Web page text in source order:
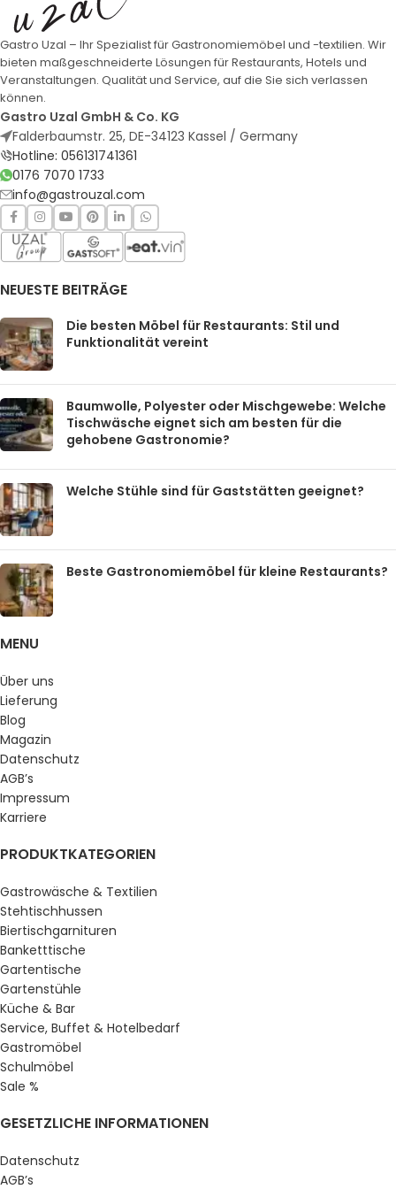
Gastro Uzal – Ihr Spezialist für Gastronomiemöbel und -textilien. Wir
bieten maßgeschneiderte Lösungen für Restaurants, Hotels und
Veranstaltungen. Qualität und Service, auf die Sie sich verlassen
können.
Gastro Uzal GmbH & Co. KG
Falderbaumstr. 25, DE-34123 Kassel / Germany
Hotline: 056131741361
0176 7070 1733
info@gastrouzal.com
NEUESTE BEITRÄGE
Die besten Möbel für Restaurants: Stil und
Funktionalität vereint
Baumwolle, Polyester oder Mischgewebe: Welche
Tischwäsche eignet sich am besten für die
gehobene Gastronomie?
Welche Stühle sind für Gaststätten geeignet?
Beste Gastronomiemöbel für kleine Restaurants?
MENU
Über uns
Lieferung
Blog
Magazin
Datenschutz
AGB’s
Impressum
Karriere
PRODUKTKATEGORIEN
Gastrowäsche & Textilien
Stehtischhussen
Biertischgarnituren
Banketttische
Gartentische
Gartenstühle
Küche & Bar
Service, Buffet & Hotelbedarf
Gastromöbel
Schulmöbel
Sale %
GESETZLICHE INFORMATIONEN
Datenschutz
AGB’s